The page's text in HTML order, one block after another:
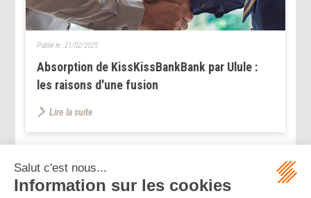
Absorption de KissKissBankBank par Ulule :
les raisons d'une fusion
Publié le : 21/02/2025
Lire la suite
<< < ...